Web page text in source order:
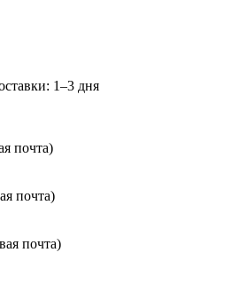
1–3 дня
почта)
почта)
почта)